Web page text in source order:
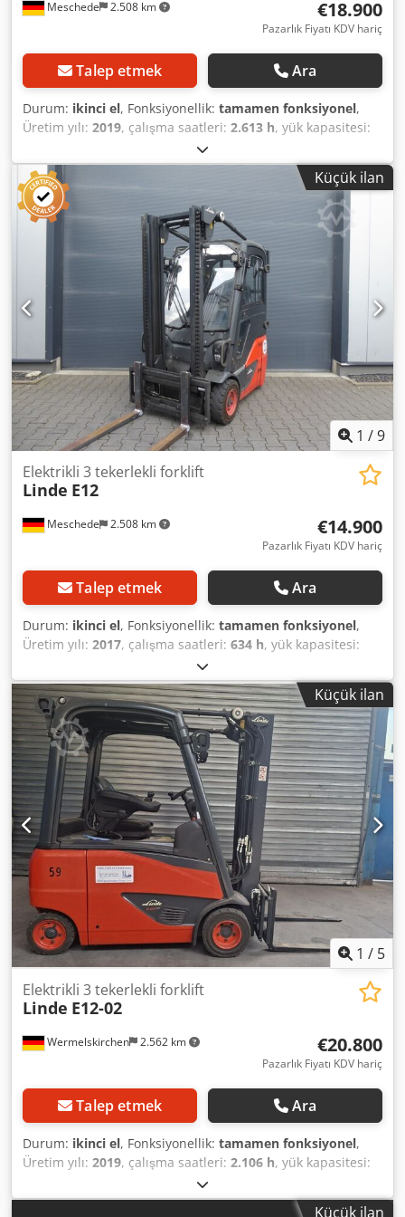
Meschede 2.508 km €18.900
Pazarlık Fiyatı KDV hariç
Talep etmek Ara
Durum: ikinci el, Fonksiyonellik: tamamen fonksiyonel,
Üretim yılı: 2019, çalışma saatleri: 2.613 h, yük kapasitesi:
, kaldırma yüksekliği:3.140 mm
1.500 mm, yakıt türü:elektrikli, direk tipi:dupleks, inşaat
yüksekliği:
, Elektrikli 3
tekerlekli forklift Direk tipi: Dubleks Teknik durum: Yeni Ön
lastik tipi: İşaretsiz Cjdpfx Aljyy D Nij Rjrf Ön lastiklerin
durumu: %80 - %100 Arka lastikler Tip: İşaretsiz Arka
lastiklerin durumu: %80 - %100 Akü Volt: 24V Akü Ah:
625Ah Batarya yapım yılı: 2023 Yük koruma ızgarası, yan
vites, Yarım kabin,
Küçük ilan
1 /9
Meschede 2.508 km
Elektrikli 3 tekerlekli forklift
Linde E12
€14.900
Pazarlık Fiyatı KDV hariç
Talep etmek Ara
Durum: ikinci el, Fonksiyonellik: tamamen fonksiyonel,
Üretim yılı: 2017, çalışma saatleri: 634 h, yük kapasitesi:
, kaldırma yüksekliği:3.150 mm
150 mm, yakıt türü:elektrikli, direk tipi:simpleks, inşaat
yüksekliği:2.196 mm, çekiş tipi:Elektro, Three-wheel
electric forklift ISO class: ISO Class 2 = 1,000 - 2,500 kg
Mast type: Standard Condition: Ready for operation and
fully functional Technical condition: Good Battery voltage:
24V Battery capacity: 625Ah Battery type: PzS Crodpfx Aloy
N E D Ts Ref Battery year of manufacture: 2017 Load
backrest, sideshift, third valve, partial cabin,
Küçük ilan
1 / 5
Wermelskirchen 2.562 km
Elektrikli 3 tekerlekli forklift
Linde E12-02
€20.800
Pazarlık Fiyatı KDV hariç
Talep etmek Ara
Durum: ikinci el, Fonksiyonellik: tamamen fonksiyonel,
Üretim yılı: 2019, çalışma saatleri: 2.106 h, yük kapasitesi:
, kaldırma yüksekliği:3.150 mm
elektrikli, direk tipi:simpleks, inşaat yüksekliği:2.120 mm,
Küçük ilan